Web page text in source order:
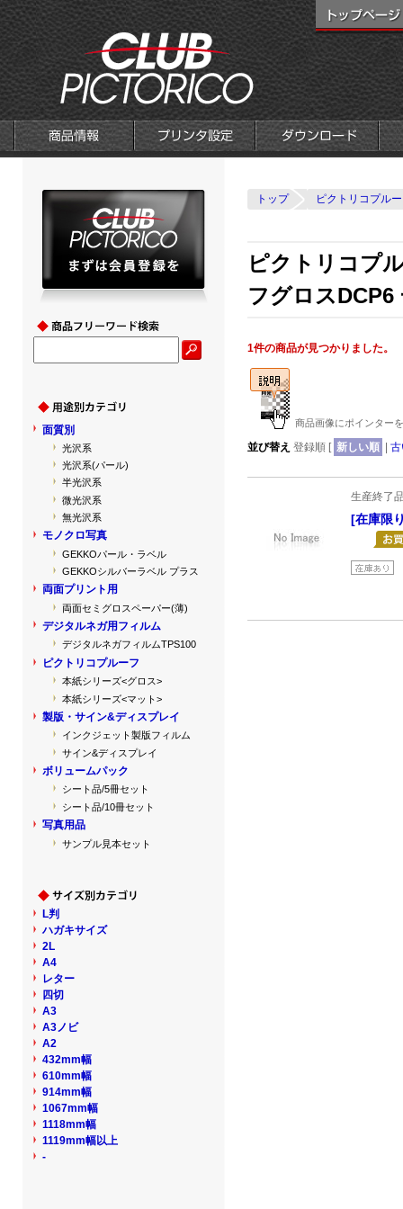
トップ ピクトリコプル
ピクトリコプ
フグロスDCP6
1件の商品が見つかりました。
商品画像にポインター
並び替え 登録順 [ 新しい順
生産終了
[在庫限
面質別
光沢系
光沢系(パール)
半光沢系
微光沢系
無光沢系
モノクロ写真
GEKKOパール・ラベル
GEKKOシルバーラベル プラス
両面プリント用
両面セミグロスペーパー(薄)
デジタルネガ用フィルム
デジタルネガフィルムTPS100
ピクトリコプルーフ
本紙シリーズ<グロス>
本紙シリーズ<マット>
製版・サイン&ディスプレイ
インクジェット製版フィルム
サイン&ディスプレイ
ボリュームパック
シート品/5冊セット
シート品/10冊セット
写真用品
サンプル見本セット
L判
ハガキサイズ
2L
A4
レター
四切
A3
A3ノビ
A2
432mm幅
610mm幅
914mm幅
1067mm幅
1118mm幅
1119mm幅以上
-